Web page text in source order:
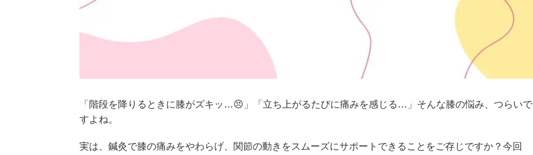
「階段を降りるときに膝がズキッ…😣」「立ち上がるたびに痛みを感じる…」そんな膝の悩み、つらいで
すよね。
実は、鍼灸で膝の痛みをやわらげ、関節の動きをスムーズにサポートできることをご存じですか？今回